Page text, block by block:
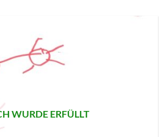
WURDE ERFÜLLT